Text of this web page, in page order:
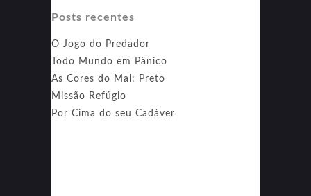
Posts recentes
O Jogo do Predador
Todo Mundo em Pânico
As Cores do Mal: Preto
Missão Refúgio
Por Cima do seu Cadáver